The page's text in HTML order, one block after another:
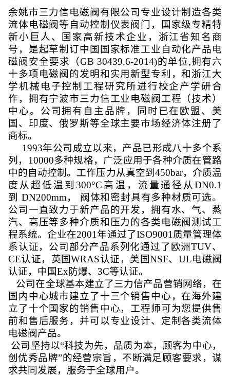
余姚市三力信电磁阀有限公司专业设计制造各类
流体电磁阀等自动控制仪表阀门，国家级专精特
新小巨人、国家高新技术企业，浙江省知名商
号，是起草制订中国国家标准工业自动化产品电
磁阀安全要求（GB 30439.6-2014)的单位,拥有六
十多项电磁阀的发明和实用新型专利，和浙江大
学机械电子控制工程研究所进行校企产学研合
作，拥有宁波市三力信工业电磁阀工程（技术）
中心。公司拥有自主品牌，同时已在欧盟、美
国、印度、俄罗斯等全球主要市场经济体注册了
商标。
1993年公司成立以来，产品已形成八十多个系
列，10000多种规格，广泛应用于各种介质在管路
中的自动控制。工作压力从真空到450bar，介质温
度从超低温到300°C高温，流量通径从DN0.1
到 DN200mm， 阀体和密封具有多种材质可选。
公司一直致力于新产品的开发，拥有水、气、蒸
汽、高压等多种介质和压力的各类电磁阀测试工
程系统。企业在2001年通过了ISO9001质量管理体
系认证，公司部分产品系列化通过了欧洲TUV、
CE认证，英国WRAS认证，美国NSF、UL电磁阀
认证，中国Ex防爆、3C等认证。
公司在全球基本建立了三力信产品营销网络，在
国内中心城市建立了十三个销售中心，在海外建
立了十个国家的销售中心，工程师可为您提供售
前和售后服务，并可以专业设计、定制各类流体
电磁阀产品。
公司坚持以“科技为先，品质为本，顾客为中心，
创优秀品牌”的经营宗旨，不断满足顾客要求，谋
求共同发展，服务于全球用户。